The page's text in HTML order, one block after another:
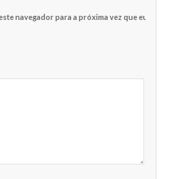
navegador para a próxima vez que eu